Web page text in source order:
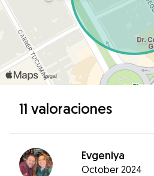
11 valoraciones
Evgeniya
October 2024